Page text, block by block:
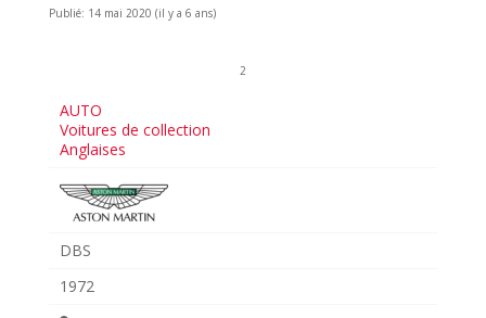
Publié: 14 mai 2020 (il y a 6 ans)
2
AUTO
Voitures de collection
Anglaises
DBS
1972